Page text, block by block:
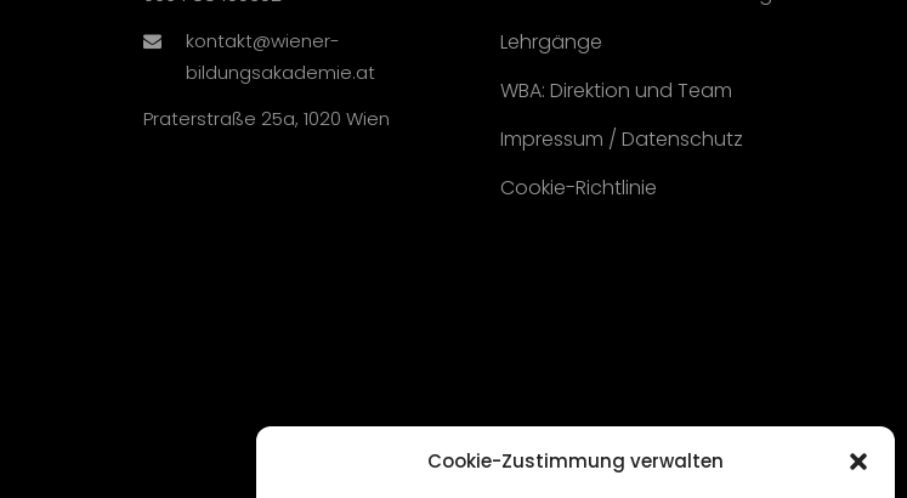
Cookie-Zustimmung verwalten
kontakt@wiener-
bildungsakademie.at
Praterstraße 25a, 1020 Wien
Lehrgänge
WBA: Direktion und Team
Impressum / Datenschutz
Cookie-Richtlinie